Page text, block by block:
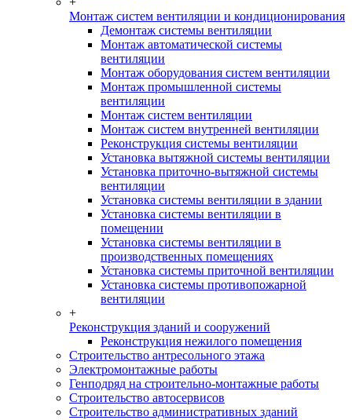
Монтаж систем вентиляции и кондиционирования
Демонтаж системы вентиляции
Монтаж автоматической системы
вентиляции
Монтаж оборудования систем вентиляции
Монтаж промышленной системы
вентиляции
Монтаж систем вентиляции
Монтаж систем внутренней вентиляции
Реконструкция системы вентиляции
Установка вытяжной системы вентиляции
Установка приточно-вытяжной системы
вентиляции
Установка системы вентиляции в здании
Установка системы вентиляции в
помещении
Установка системы вентиляции в
производственных помещениях
Установка системы приточной вентиляции
Установка системы противопожарной
вентиляции
+
Реконструкция зданий и сооружений
Реконструкция нежилого помещения
Строительство антресольного этажа
Электромонтажные работы
Генподряд на строительно-монтажные работы
Строительство автосервисов
Строительство административных зданий